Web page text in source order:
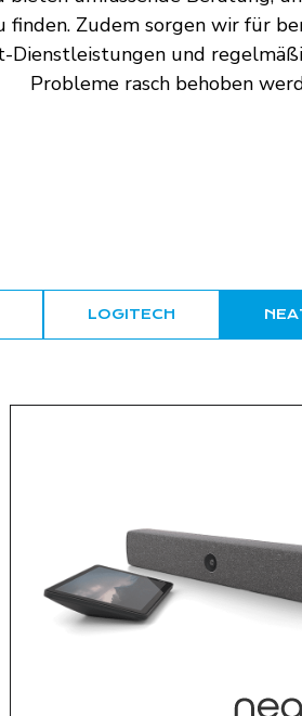
finden. Zudem sorgen wir für
Dienstleistungen und
Probleme rasch behoben
LOGITECH